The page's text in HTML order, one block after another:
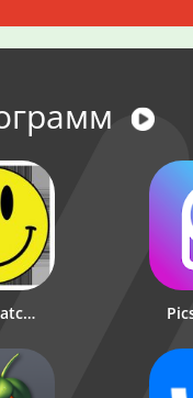
Lucky Patcher